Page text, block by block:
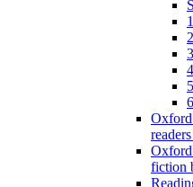
Oxford
Oxford
fiction